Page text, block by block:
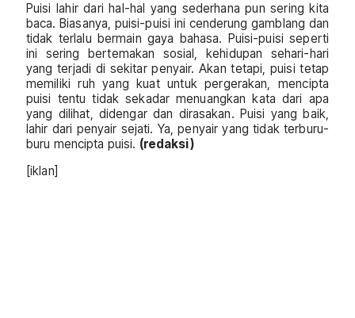
Puisi lahir dari hal-hal yang sederhana pun sering kita
baca. Biasanya, puisi-puisi ini cenderung gamblang dan
tidak terlalu bermain gaya bahasa. Puisi-puisi seperti
ini sering bertemakan sosial, kehidupan sehari-hari
yang terjadi di sekitar penyair. Akan tetapi, puisi tetap
memiliki ruh yang kuat untuk pergerakan, mencipta
puisi tentu tidak sekadar menuangkan kata dari apa
yang dilihat, didengar dan dirasakan. Puisi yang baik,
lahir dari penyair sejati. Ya, penyair yang tidak terburu-
buru mencipta puisi. (redaksi)
[iklan]